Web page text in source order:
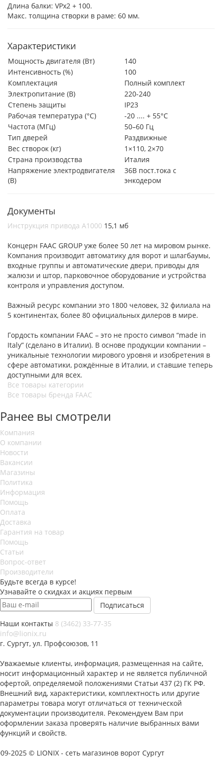
Длина балки: VPx2 + 100.
Макс. толщина створки в раме: 60 мм.
Характеристики
Мощность двигателя (Вт)
140
Интенсивность (%)
100
Комплектация
Полный комплект
Электропитание (В)
220-240
Степень защиты
IP23
Рабочая температура (°C)
-20 .... + 55°С
Частота (МГц)
50–60 Гц
Тип дверей
Раздвижные
Вес створок (кг)
1×110, 2×70
Страна производства
Италия
Напряжение электродвигателя
(В)
36В пост.тока с
энкодером
Документы
Инструкция привода A1000 15,1 мб
Концерн FAAC GROUP уже более 50 лет на мировом рынке.
Компания производит автоматику для ворот и шлагбаумы,
входные группы и автоматические двери, приводы для
жалюзи и штор, парковочное оборудование и устройства
контроля и управления доступом.
Важный ресурс компании это 1800 человек, 32 филиала на
5 континентах, более 80 официальных дилеров в мире.
Гордость компании FAAC – это не просто символ “made in
Italy” (сделано в Италии). В основе продукции компании –
уникальные технологии мирового уровня и изобретения в
сфере автоматики, рождённые в Италии, и ставшие теперь
доступными для всех.
Все товары категории
Все товары бренда FAAC
Ранее вы смотрели
Компания
О компании
Новости
Вакансии
Магазины
Политика
Информация
Помощь
Оплата
Доставка
Гарантия на товар
Помощь
Статьи
Вопрос-ответ
Производители
Будьте всегда в курсе!
Узнавайте о скидках и акциях первым
Наши контакты 8 (3462) 33-77-35
info@lionix.ru
г. Сургут, ул. Профсоюзов, 11
Уважаемые клиенты, информация, размещенная на сайте,
носит информационный характер и не является публичной
офертой, определяемой положениями Статьи 437 (2) ГК РФ.
Внешний вид, характеристики, комплектность или другие
параметры товара могут отличаться от технической
документации производителя. Рекомендуем Вам при
оформлении заказа проверять наличие выбранных вами
функций и свойств.
2025 © LIONIX - сеть магазинов ворот Сургут